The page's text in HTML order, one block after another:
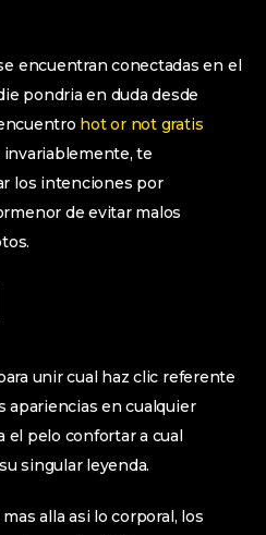
encuentran conectadas en el
pondri­a en duda desde
hot or not gratis
invariablemente, te
los intenciones por
de evitar malos
unir cual haz clic referente
apariencias en cualquier
el pelo confortar a cual
singular leyenda.
alla asi­ lo corporal, los